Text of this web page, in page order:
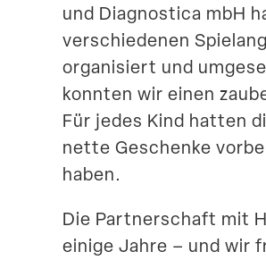
und Diagno­stica mbH
verschie­denen
organi­siert und
konnten wir einen
Für jedes Kind hatten
nette Geschenke
haben.
Die Partner­schaft mit
einige Jahre – und wir